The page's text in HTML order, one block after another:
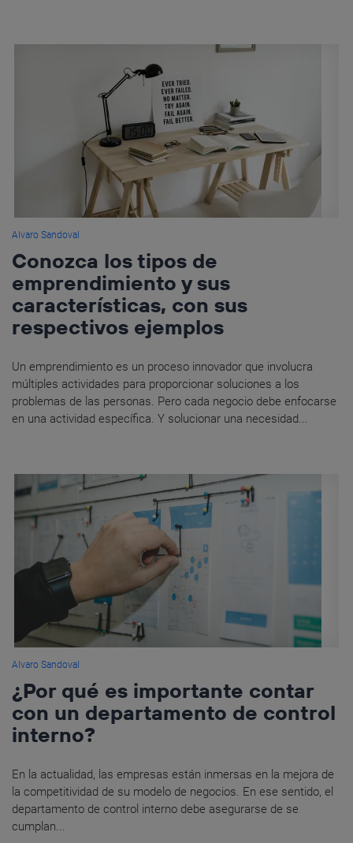
Alvaro Sandoval
Conozca los tipos de
emprendimiento y sus
características, con sus
respectivos ejemplos
Un emprendimiento es un proceso innovador que involucra
múltiples actividades para proporcionar soluciones a los
problemas de las personas. Pero cada negocio debe enfocarse
en una actividad específica. Y solucionar una necesidad...
Alvaro Sandoval
¿Por qué es importante contar
con un departamento de control
interno?
En la actualidad, las empresas están inmersas en la mejora de
la competitividad de su modelo de negocios. En ese sentido, el
departamento de control interno debe asegurarse de se
cumplan...